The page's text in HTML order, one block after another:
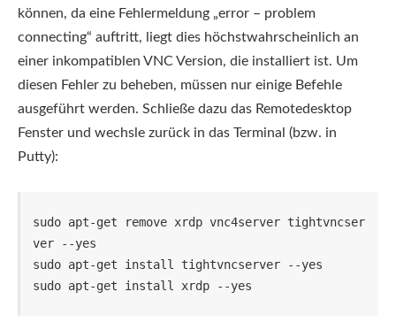
können, da eine Fehlermeldung „error – problem
connecting“ auftritt, liegt dies höchstwahrscheinlich an
einer inkompatiblen VNC Version, die installiert ist. Um
diesen Fehler zu beheben, müssen nur einige Befehle
ausgeführt werden. Schließe dazu das Remotedesktop
Fenster und wechsle zurück in das Terminal (bzw. in
Putty):
sudo apt-get remove xrdp vnc4server tightvncser
ver --yes
sudo apt-get install tightvncserver --yes
sudo apt-get install xrdp --yes